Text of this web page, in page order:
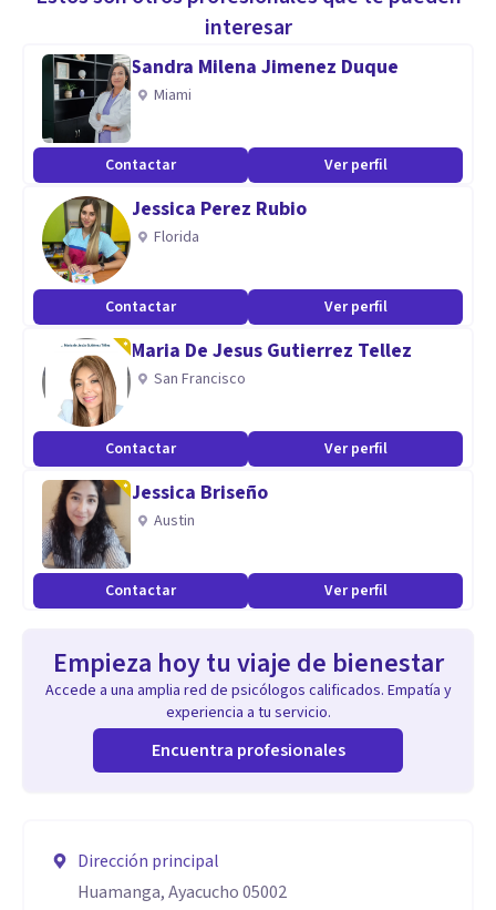
interesar
Sandra Milena Jimenez Duque
Miami
Contactar Ver perfil
Jessica Perez Rubio
Florida
Contactar Ver perfil
Maria De Jesus Gutierrez Tellez
San Francisco
Contactar Ver perfil
Jessica Briseño
Austin
Contactar Ver perfil
Empieza hoy tu viaje de bienestar
Accede a una amplia red de psicólogos calificados. Empatía y
experiencia a tu servicio.
Encuentra profesionales
Dirección principal
Huamanga, Ayacucho 05002